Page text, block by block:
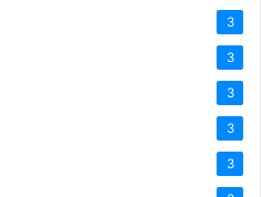
3
3
3
3
3